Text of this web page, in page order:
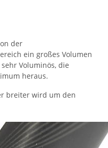
der
ein großes Volumen
Voluminös, die
heraus.
breiter wird um den